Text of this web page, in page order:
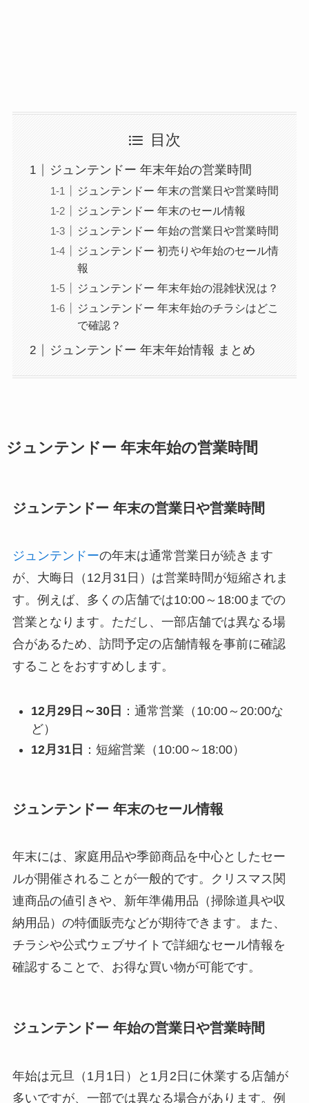
目次
ジュンテンドー 年末年始の営業時間
ジュンテンドー 年末の営業日や営業時間
ジュンテンドー 年末のセール情報
ジュンテンドー 年始の営業日や営業時間
ジュンテンドー 初売りや年始のセール情
報
ジュンテンドー 年末年始の混雑状況は？
ジュンテンドー 年末年始のチラシはどこ
で確認？
ジュンテンドー 年末年始情報 まとめ
ジュンテンドー 年末年始の営業時間
ジュンテンドー 年末の営業日や営業時間
ジュンテンドーの年末は通常営業日が続きます
が、大晦日（12月31日）は営業時間が短縮されま
す。例えば、多くの店舗では10:00～18:00までの
営業となります。ただし、一部店舗では異なる場
合があるため、訪問予定の店舗情報を事前に確認
することをおすすめします。
12月29日～30日 ：通常営業（10:00～20:00な
ど）
12月31日 ：短縮営業（10:00～18:00）
ジュンテンドー 年末のセール情報
年末には、家庭用品や季節商品を中心としたセー
ルが開催されることが一般的です。クリスマス関
連商品の値引きや、新年準備用品（掃除道具や収
納用品）の特価販売などが期待できます。また、
チラシや公式ウェブサイトで詳細なセール情報を
確認することで、お得な買い物が可能です。
ジュンテンドー 年始の営業日や営業時間
年始は元旦（1月1日）と1月2日に休業する店舗が
多いですが、一部では異なる場合があります。例